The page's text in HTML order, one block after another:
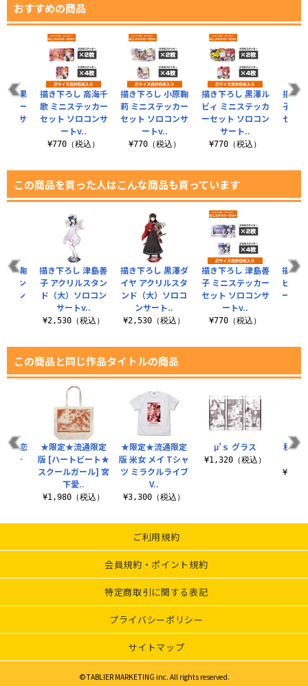
おすすめの商品
描き下ろし 小原鞠
莉 ミニステッカー
セット ソロコンサ
ートv..
¥770（税込）
描き下ろし 黒澤ル
ビィ ミニステッカ
ーセット ソロコン
サート..
¥770（税込）
描き
子 ミ
セッ
浦果
カー
ンサ
描き下ろし 高海千
歌 ミニステッカー
セット ソロコンサ
ートv..
¥770（税込）
この商品を買った人はこんな商品も買っています
描き下ろし 黒澤ダ
イヤ アクリルスタ
ンド（大）ソロコ
ンサート..
¥2,530（税込）
描き下ろし 津島善
子 ミニステッカー
セット ソロコンサ
ートv..
¥770（税込）
描き
ビィ
ーセ
原鞠
タン
コン
描き下ろし 津島善
子 アクリルスタン
ド（大）ソロコン
サートv..
¥2,530（税込）
この商品と同じ作品タイトルの商品
★限定★流通限定
版 米女 メイ Tシャ
ツ ミラクルライブ
V..
¥3,300（税込）
μ’ｓ グラス
¥1,320（税込）
私立
月 恋
リー
★限定★流通限定
版 [ハートビート★
スクールガール] 宮
下愛..
¥1,980（税込）
ご利用規約
会員規約・ポイント規約
特定商取引に関する表記
プライバシーポリシー
サイトマップ
©TABLIER MARKETING inc. All rights reserved.